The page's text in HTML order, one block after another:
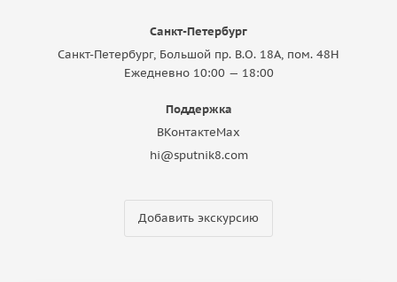
Санкт-Петербург
Санкт-Петербург, Большой пр. В.О. 18A, пом. 48Н
Ежедневно 10:00 — 18:00
Поддержка
ВКонтактеMax
hi@sputnik8.com
Добавить экскурсию